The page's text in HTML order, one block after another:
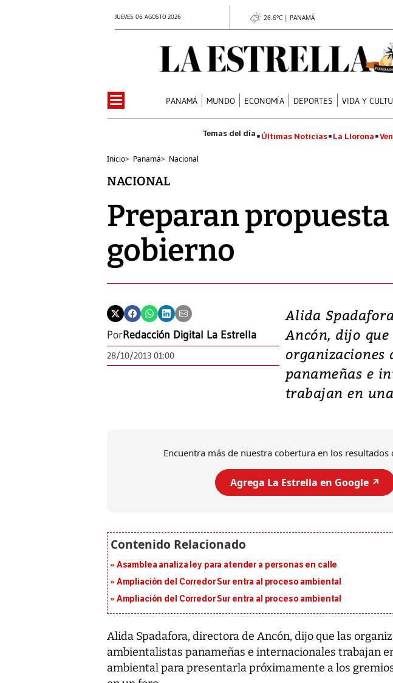
JUEVES 06 AGOSTO 2026 26.6°C | PANAMÁ
PANAMÁ MUNDO ECONOMÍA DEPORTES VIDA Y
Últimas Noticias La Llorona
Inicio> Panamá> Nacional
NACIONAL
Preparan
gobierno
PorRedacción Digital La Estrella
28/10/2013 01:00
Alida
Ancón, dijo que
organizaciones
panameñas e
trabajan en
Encuentra más de nuestra cobertura en los resultados
Agrega La Estrella en Google ↗️
Asamblea analiza ley para atender a personas en calle
Ampliación del Corredor Sur entra al proceso ambiental
Ampliación del Corredor Sur entra al proceso ambiental
Alida Spadafora, directora de Ancón, dijo que las
ambientalistas panameñas e internacionales trabajan
ambiental para presentarla próximamente a los
Video,
deja
daños
al sur de